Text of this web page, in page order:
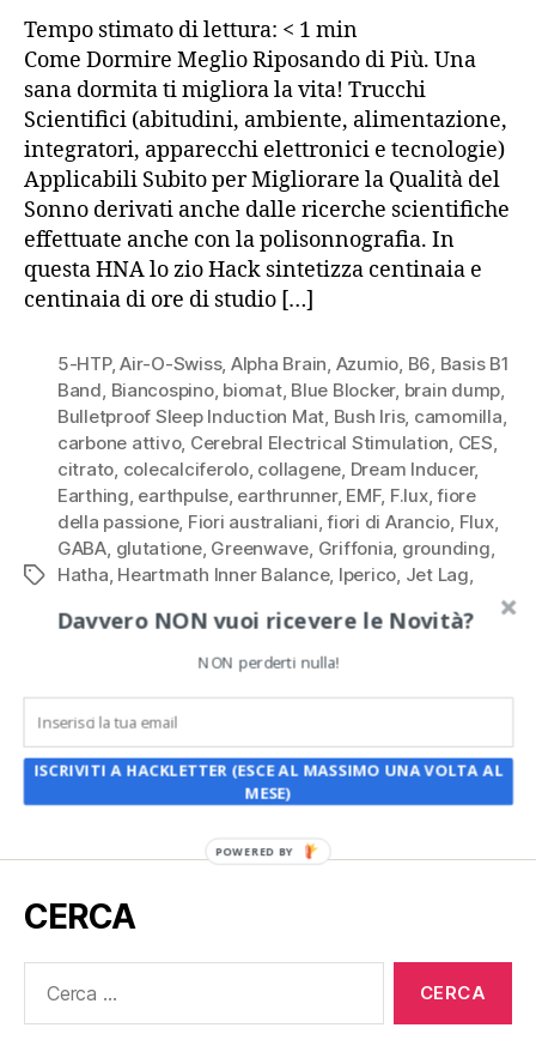
Tempo stimato di lettura: < 1 min
Come Dormire Meglio Riposando di Più. Una
sana dormita ti migliora la vita! Trucchi
Scientifici (abitudini, ambiente, alimentazione,
integratori, apparecchi elettronici e tecnologie)
Applicabili Subito per Migliorare la Qualità del
Sonno derivati anche dalle ricerche scientifiche
effettuate anche con la polisonnografia. In
questa HNA lo zio Hack sintetizza centinaia e
centinaia di ore di studio […]
Tag
5-HTP,Air-O-Swiss, Alpha Brain, Azumio, B6, Basis B1
Band, Biancospino, biomat, Blue Blocker, brain dump,
Bulletproof Sleep Induction Mat, Bush Iris, camomilla,
carbone attivo, Cerebral Electrical Stimulation, CES,
citrato, colecalciferolo, collagene, Dream Inducer,
Earthing, earthpulse, earthrunner, EMF, F.lux,fiore
della passione, Fiori australiani,fiori di Arancio, Flux,
GABA, glutatione, Greenwave, Griffonia, grounding,
Hatha, Heartmath Inner Balance, Iperico, Jet Lag,
Natural Calm,NeuroTracker Digital Pro ,olio di cocco
olio MCT, passiflora,philips Golite
Remee
Bot,Sleep Resctiction Therapy,Sleep Timer,solfato,
Supremo,tË di Kava
Humidifier,valeriana,Vitamina D3,Wild Divine,zinco,
CERCA
Davvero NON vuoi ricevere le Novità?
NON perderti nulla!
ISCRIVITI A HACKLETTER (ESCE AL MASSIMO UNA VOLTA AL
MESE)
POWERED BY